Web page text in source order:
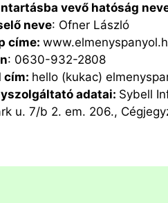
vevő hatóság
neve: Ofner László
címe:
: 0630-932-2808
cím: hello (kukac)
adatai: Sybell
u. 7/b 2. em. 206.,